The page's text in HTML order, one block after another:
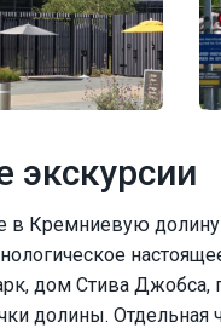
экскурсии
в Кремниевую долину
дом Стива Джобса,
долины. Отдельная